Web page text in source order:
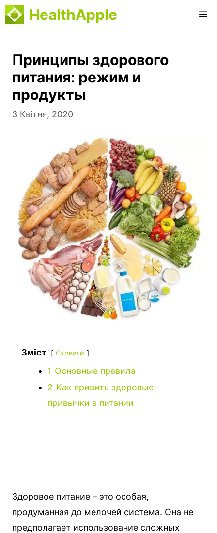
Перейти
до
HealthApple
Принципы здорового
питания: режим и
продукты
3 Квітня, 2020
Зміст Сховати
1 Основные правила
2 Как привить здоровые
привычки в питании
Здоровое питание – это особая,
продуманная до мелочей система. Она не
предполагает использование сложных